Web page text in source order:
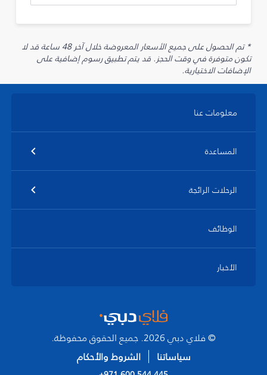
* تم الحصول على جميع الأسعار المعروضة خلال آخر 48 ساعة قد لا
تكون متوفرة في وقت الحجز. قد يتم تطبيق رسوم إضافية على
الإضافات الاختيارية.
معلومات عنا
المساعدة
الرحلات الرائجة
الوظائف
الأخبار
© فلاي دبي 2026. جميع الحقوق محفوظة.
سياساتنا
الشروط والأحكام